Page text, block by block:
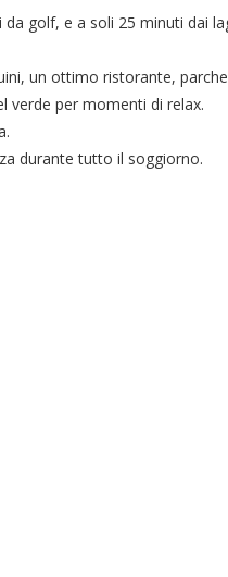
golf, e a soli 25 minuti dai
un ottimo ristorante,
verde per momenti di relax.
durante tutto il soggiorno.